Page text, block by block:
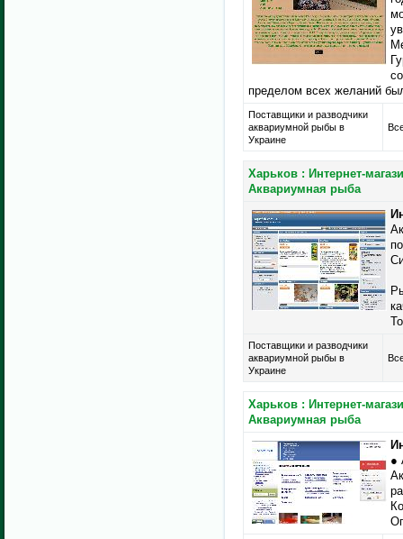
пределом всех желаний
Поставщики и разводчики
аквариумной рыбы в
Украине
Харьков : Интернет-
Аквариумная рыба
Поставщики и разводчики
аквариумной рыбы в
Украине
Харьков : Интернет-
Аквариумная рыба
●